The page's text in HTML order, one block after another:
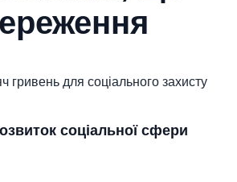
соціальної сфери